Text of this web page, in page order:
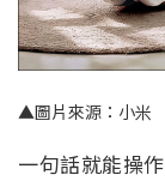
▲圖片來源：小米
一句話就能操